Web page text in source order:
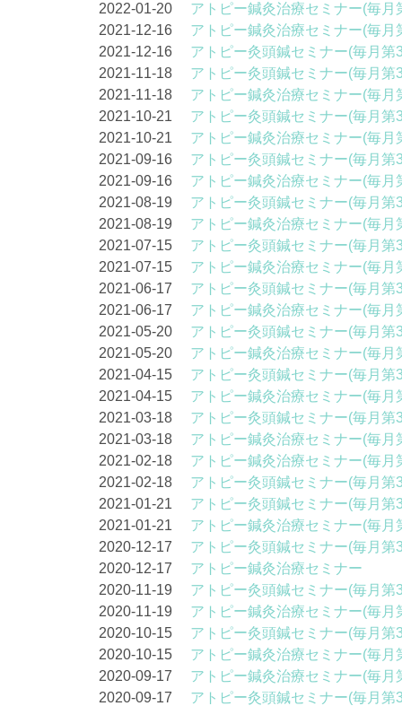
2022-01-20 アトピー鍼灸治療セミナー(毎月
2021-12-16 アトピー鍼灸治療セミナー(毎月
2021-12-16 アトピー灸頭鍼セミナー(毎月第
2021-11-18 アトピー灸頭鍼セミナー(毎月第
2021-11-18 アトピー鍼灸治療セミナー(毎月
2021-10-21 アトピー灸頭鍼セミナー(毎月第
2021-10-21 アトピー鍼灸治療セミナー(毎月
2021-09-16 アトピー灸頭鍼セミナー(毎月第
2021-09-16 アトピー鍼灸治療セミナー(毎月
2021-08-19 アトピー灸頭鍼セミナー(毎月第
2021-08-19 アトピー鍼灸治療セミナー(毎月
2021-07-15 アトピー灸頭鍼セミナー(毎月第
2021-07-15 アトピー鍼灸治療セミナー(毎月
2021-06-17 アトピー灸頭鍼セミナー(毎月第
2021-06-17 アトピー鍼灸治療セミナー(毎月
2021-05-20 アトピー灸頭鍼セミナー(毎月第
2021-05-20 アトピー鍼灸治療セミナー(毎月
2021-04-15 アトピー灸頭鍼セミナー(毎月第
2021-04-15 アトピー鍼灸治療セミナー(毎月
2021-03-18 アトピー灸頭鍼セミナー(毎月第
2021-03-18 アトピー鍼灸治療セミナー(毎月
2021-02-18 アトピー鍼灸治療セミナー(毎月
2021-02-18 アトピー灸頭鍼セミナー(毎月第
2021-01-21 アトピー灸頭鍼セミナー(毎月第
2021-01-21 アトピー鍼灸治療セミナー(毎月
2020-12-17 アトピー灸頭鍼セミナー(毎月第
2020-12-17 アトピー鍼灸治療セミナー
2020-11-19 アトピー灸頭鍼セミナー(毎月第
2020-11-19 アトピー鍼灸治療セミナー(毎月
2020-10-15 アトピー灸頭鍼セミナー(毎月第
2020-10-15 アトピー鍼灸治療セミナー(毎月
2020-09-17 アトピー鍼灸治療セミナー(毎月
2020-09-17 アトピー灸頭鍼セミナー(毎月第